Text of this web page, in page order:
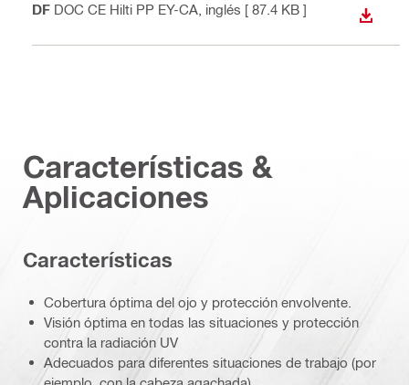
PDF DOC CE Hilti PP EY-CA , inglés [ 87.4 KB ]
Características &
Aplicaciones
Características
Cobertura óptima del ojo y protección envolvente.
Visión óptima en todas las situaciones y protección
contra la radiación UV
Adecuados para diferentes situaciones de trabajo (por